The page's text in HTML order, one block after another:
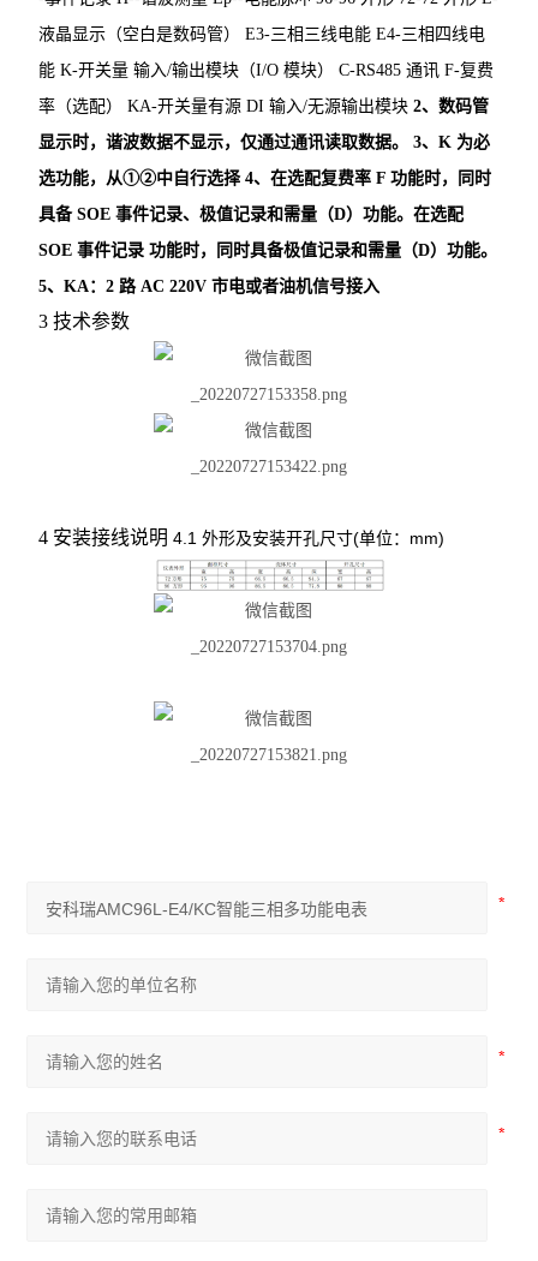
光伏直流柜采集装置
光伏直流绝缘监测装置
智能水泵控制器
电力监控系统
三相数显电流表
中压PT并列保护装置
三相多回路监控装置
AM 系列中压保护装置
ADDC 智能空调节能控制器
AGF-D 光伏直流柜采集装置
AGF-IM 光伏直流绝缘监测装置
ACTB系列电流互感器过电压保护器
ARTM系列温度巡检测控仪
液晶显示（空白是数码管）E3-三相三线电能 E4-三相四线电
能K-开关量输入/输出模块（I/O 模块） C-RS485 通讯 F-复费
率（选配） KA-开关量有源 DI 输入/无源输出模块2、数码管
显示时，谐波数据不显示，仅通过通讯读取数据。3、K 为必
选功能，从①②中自行选择4、在选配复费率 F 功能时，同时
具备 SOE 事件记录、极值记录和需量（D）功能。在选配
SOE 事件记录功能时，同时具备极值记录和需量（D）功能。
5、KA：2 路 AC 220V 市电或者油机信号接入
3技术参数
4 安装接线说明4.1外形及安装开孔尺寸(单位： mm)